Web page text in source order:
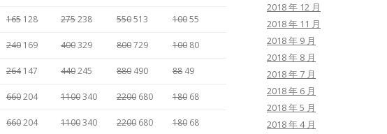
165 128 275238 550513 10055
240 169 400329 800729 100 80
264 147 440245 880 490 88 49
660204 1100340 2200 680 180 68
660204 1100340 2200 680 180 68
2018 年 12 月
2018 年 11 月
2018 年 9 月
2018 年 8 月
2018 年 7 月
2018 年 6 月
2018 年 5 月
2018 年 4 月